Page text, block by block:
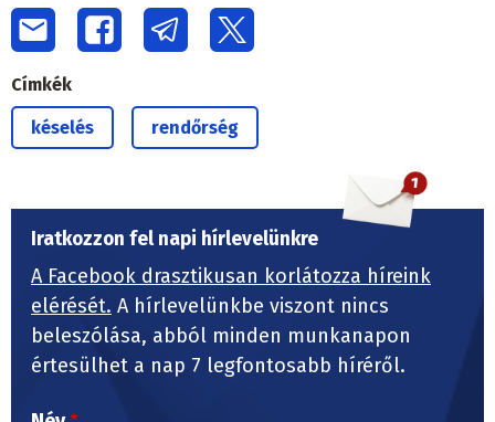
Címkék
késelés rendőrség
Iratkozzon fel napi hírlevelünkre
A Facebook drasztikusan korlátozza híreink
elérését. A hírlevelünkbe viszont nincs
beleszólása, abból minden munkanapon
értesülhet a nap 7 legfontosabb híréről.